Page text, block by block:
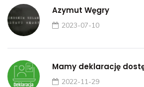
Azymut Węgry
2023-07-10
Mamy deklarację
2022-11-29